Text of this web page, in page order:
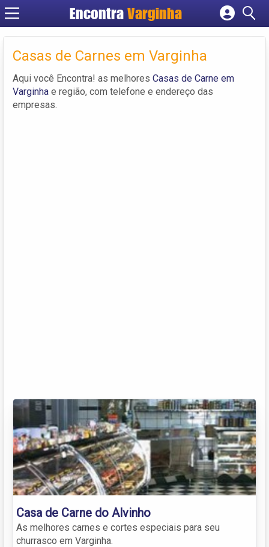
EncontraVarginha
Cadastrar empresa
Criar conta
Casas de Carnes em Varginha
Aqui você Encontra! as melhores Casas de Carne em
Varginha e região, com telefone e endereço das
empresas.
Casa de Carne do Alvinho
As melhores carnes e cortes especiais para seu
churrasco em Varginha.